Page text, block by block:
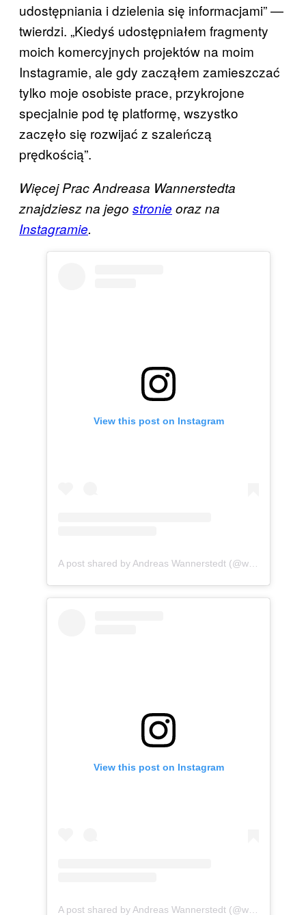
udostępniania i dzielenia się informacjami” —
twierdzi. „Kiedyś udostępniałem fragmenty
moich komercyjnych projektów na moim
Instagramie, ale gdy zacząłem zamieszczać
tylko moje osobiste prace, przykrojone
specjalnie pod tę platformę, wszystko
zaczęło się rozwijać z szaleńczą
prędkością”.
Więcej Prac Andreasa Wannerstedta
znajdziesz na jego stronie oraz na
Instagramie.
View this post on Instagram
View this post on Instagram